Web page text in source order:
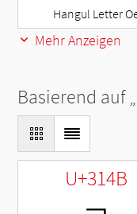
Hangul Letter
Mehr Anzeigen
Basierend auf „
U+314B